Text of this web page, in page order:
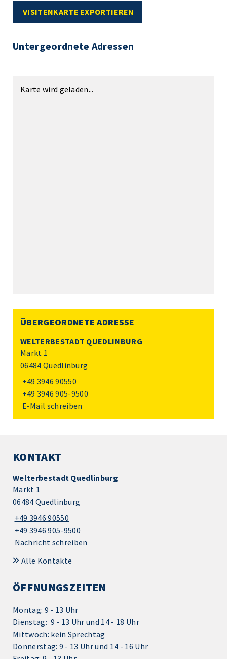
VISITENKARTE EXPORTIEREN
Untergeordnete Adressen
Karte wird geladen...
ÜBERGEORDNETE ADRESSE
WELTERBESTADT QUEDLINBURG
Markt 1
06484 Quedlinburg
+49 3946 90550
+49 3946 905-9500
E-Mail schreiben
KONTAKT
Welterbestadt Quedlinburg
Markt 1
06484 Quedlinburg
+49 3946 90550
+49 3946 905-9500
Nachricht schreiben
Alle Kontakte
ÖFFNUNGSZEITEN
Montag: 9 - 13 Uhr
Dienstag: 9 - 13 Uhr und 14 - 18 Uhr
Mittwoch: kein Sprechtag
Donnerstag: 9 - 13 Uhr und 14 - 16 Uhr